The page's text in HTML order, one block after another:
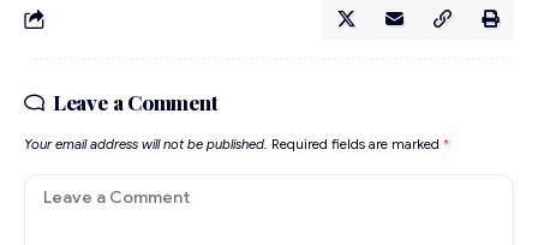
Leave a Comment
Your email address will not be published. Required fields are marked *